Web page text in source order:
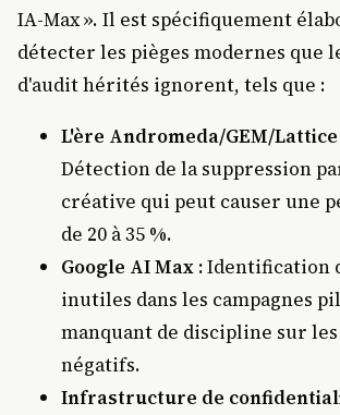
IA-Max ». Il est spécifiquement
détecter les pièges modernes que
d'audit hérités ignorent, tels que :
L'ère Andromeda/GEM/
Détection de la suppression
créative qui peut causer une
de 20 à 35 %.
Google AI Max :Identification
inutiles dans les campagnes
manquant de discipline sur
négatifs.
Infrastructure de